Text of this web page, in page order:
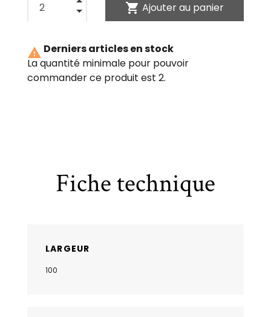
shopping_cart Ajouter au panier
 Derniers articles en stock
La quantité minimale pour pouvoir
commander ce produit est 2.
Fiche technique
LARGEUR
100